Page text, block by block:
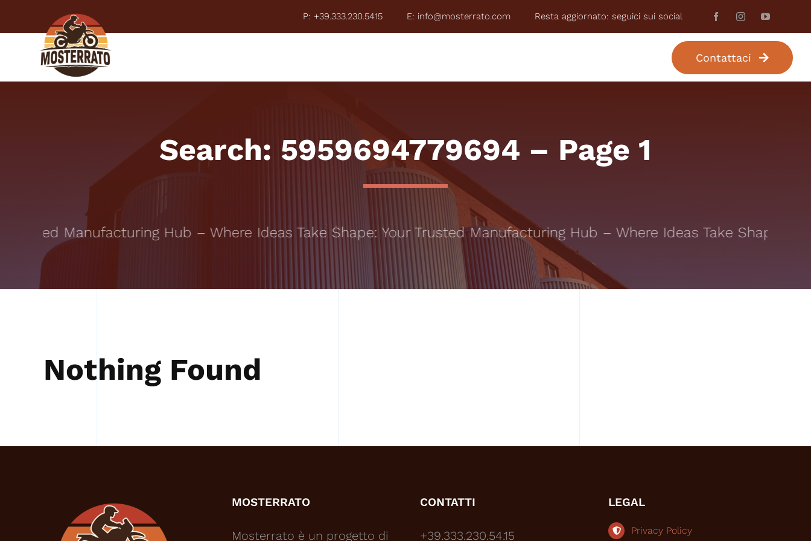
content
P: +39.333.230.5415 E: info@mosterrato.com Resta aggiornato: seguici sui social
Contattaci
Search: 5959694779694 – Page 1
Manufacturing Hub – Where Ideas Take Shape: Your Trusted Manufacturing Hub – Where Ideas Take Shape:
Nothing Found
MOSTERRATO
Mosterrato è un progetto di
CONTATTI
+39.333.230.54.15
LEGAL
Privacy Policy